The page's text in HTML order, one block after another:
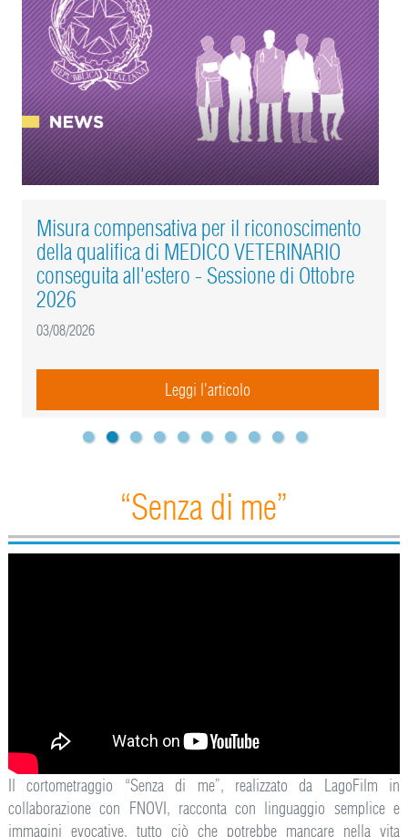
Misura compensativa per il riconoscimento
della qualifica di MEDICO VETERINARIO
conseguita all'estero - Sessione di Ottobre
2026
03/08/2026
Leggi l'articolo
“Senza di me”
Il cortometraggio “Senza di me”, realizzato da LagoFilm in
collaborazione con FNOVI, racconta con linguaggio semplice e
immagini evocative, tutto ciò che potrebbe mancare nella vita